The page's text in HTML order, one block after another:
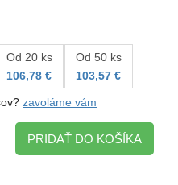
Od 20 ks
106,78 €
Od 50 ks
103,57 €
zavoláme vám
PRIDAŤ DO KOŠÍKA